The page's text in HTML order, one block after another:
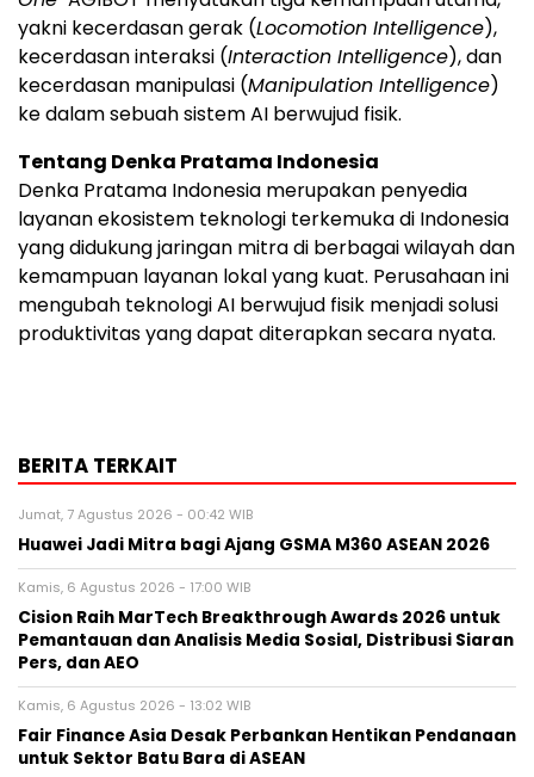
yakni kecerdasan gerak (Locomotion Intelligence),
kecerdasan interaksi (Interaction Intelligence), dan
kecerdasan manipulasi (Manipulation Intelligence)
ke dalam sebuah sistem AI berwujud fisik.
Tentang Denka Pratama Indonesia
Denka Pratama Indonesia merupakan penyedia
layanan ekosistem teknologi terkemuka di Indonesia
yang didukung jaringan mitra di berbagai wilayah dan
kemampuan layanan lokal yang kuat. Perusahaan ini
mengubah teknologi AI berwujud fisik menjadi solusi
produktivitas yang dapat diterapkan secara nyata.
BERITA TERKAIT
Jumat, 7 Agustus 2026 - 00:42 WIB
Huawei Jadi Mitra bagi Ajang GSMA M360 ASEAN 2026
Kamis, 6 Agustus 2026 - 17:00 WIB
Cision Raih MarTech Breakthrough Awards 2026 untuk
Pemantauan dan Analisis Media Sosial, Distribusi Siaran
Pers, dan AEO
Kamis, 6 Agustus 2026 - 13:02 WIB
Fair Finance Asia Desak Perbankan Hentikan Pendanaan
untuk Sektor Batu Bara di ASEAN